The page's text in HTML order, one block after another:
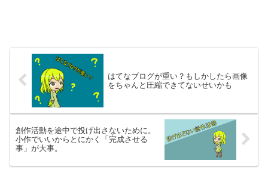
はてなブログが重い？もしかしたら画像
をちゃんと圧縮できてないせいかも
創作活動を途中で投げ出さないために。
小作でいいからとにかく「完成させる
事」が大事。